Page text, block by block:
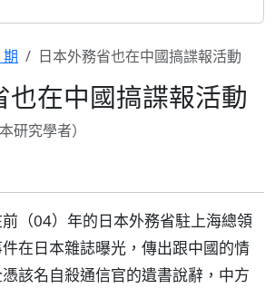
日本外務省也在中國搞諜報活動
也在中國搞諜報活動
研究學者）
（04）年的日本外務省駐上海總領
在日本雜誌曝光，傳出跟中國的情
該名自殺通信官的遺書說辭，中方